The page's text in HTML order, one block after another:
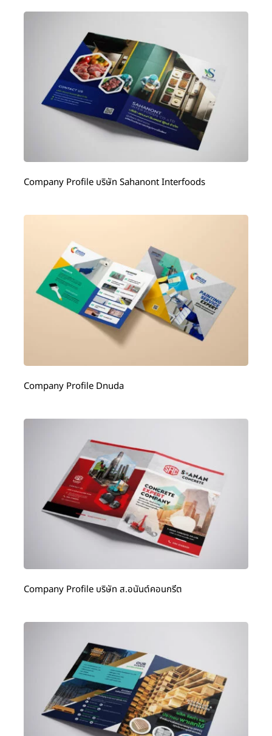
Company Profile บริษัท Sahanont Interfoods
Company Profile Dnuda
Company Profile บริษัท ส.อนันต์คอนกรีต